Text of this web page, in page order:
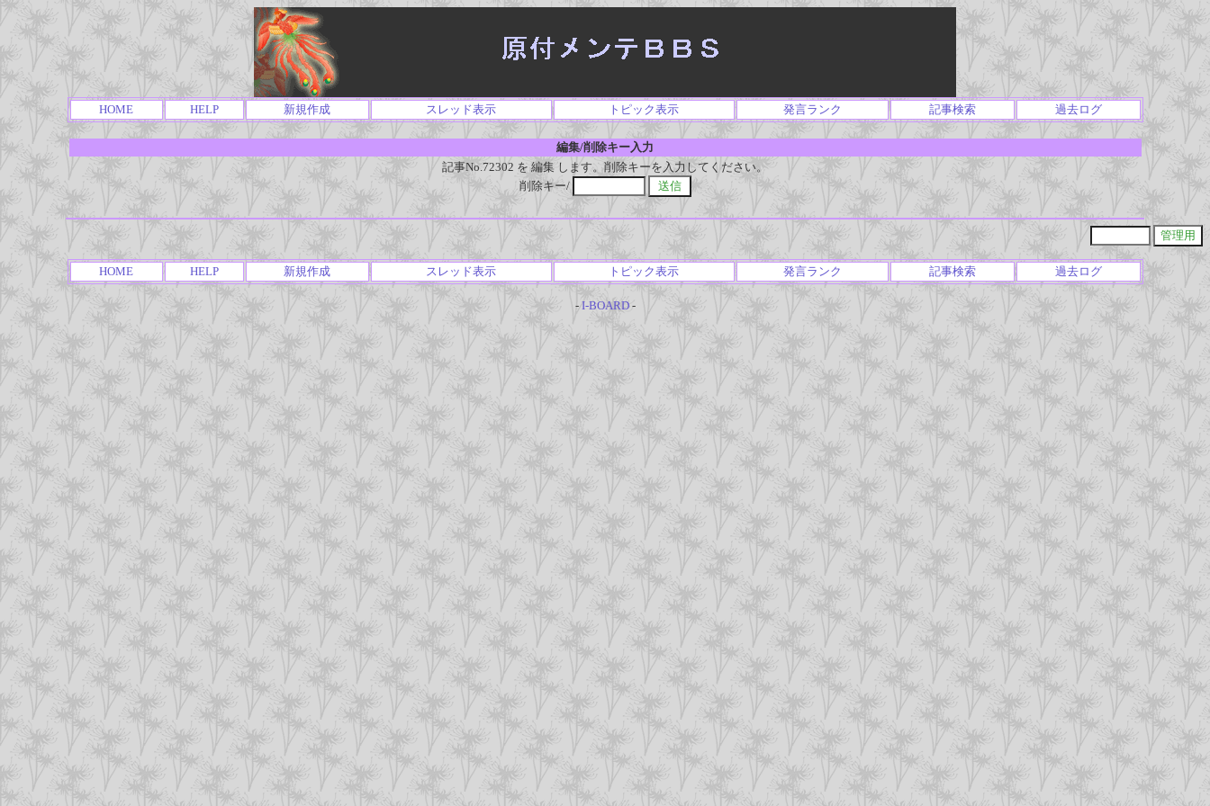
HOME HELP 新規作成 スレッド表示 トピック表示 発言ランク 記事検索 過去ログ
編集/削除キー入力
記事No.72302 を 編集 します。削除キーを入力してください。
削除キー/
HOME HELP 新規作成 スレッド表示 トピック表示 発言ランク 記事検索 過去ログ
- I-BOARD-